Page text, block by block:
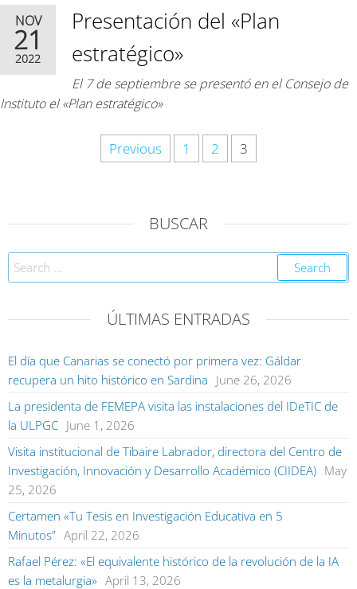
NOV
21
2022
Presentación del «Plan
estratégico»
El 7 de septiembre se presentó en el Consejo de
Instituto el «Plan estratégico»
Previous 1 2 3
BUSCAR
ÚLTIMAS ENTRADAS
El día que Canarias se conectó por primera vez: Gáldar
recupera un hito histórico en Sardina June 26, 2026
La presidenta de FEMEPA visita las instalaciones del IDeTIC de
la ULPGC June 1, 2026
Visita institucional de Tibaire Labrador, directora del Centro de
Investigación, Innovación y Desarrollo Académico (CIIDEA) May
25, 2026
Certamen «Tu Tesis en Investigación Educativa en 5
Minutos” April 22, 2026
Rafael Pérez: «El equivalente histórico de la revolución de la IA
es la metalurgia» April 13, 2026